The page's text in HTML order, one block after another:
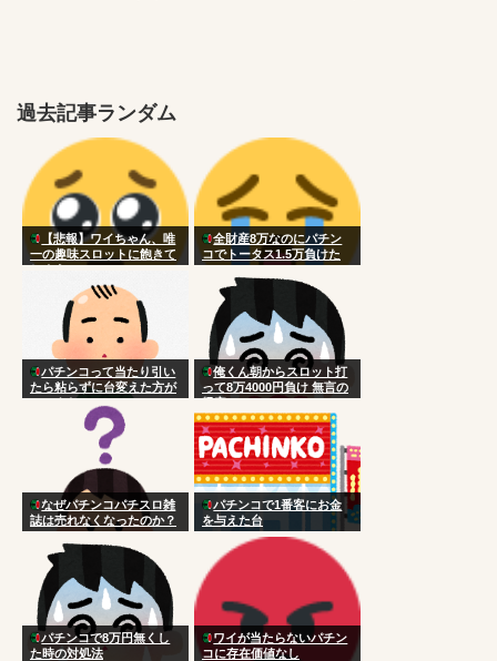
過去記事ランダム
【悲報】ワイちゃん、唯
一の趣味スロットに飽きて
しまう
全財産8万なのにパチン
コでトータス1.5万負けた
www
パチンコって当たり引い
たら粘らずに台変えた方が
いいよな
俺くん朝からスロット打
って8万4000円負け 無言の
帰宅
なぜパチンコパチスロ雑
誌は売れなくなったのか？
パチンコで1番客にお金
を与えた台
パチンコで8万円無くし
た時の対処法
ワイが当たらないパチン
コに存在価値なし